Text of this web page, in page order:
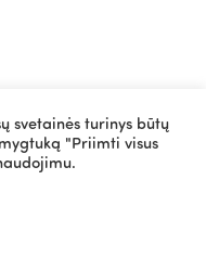
svetainės turinys būtų
"Priimti visus